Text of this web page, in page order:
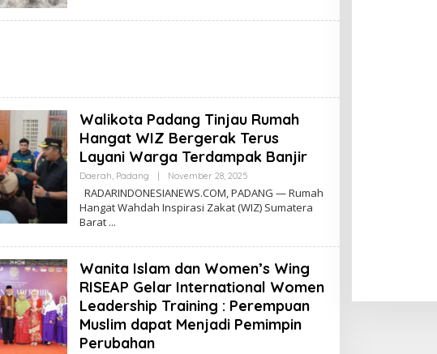
N
Walikota Padang Tinjau Rumah
Hangat WIZ Bergerak Terus
Layani Warga Terdampak Banjir
Daerah, Padang November 28, 2025
Y
R
A
R
E
S
RADARINDONESIANEWS.COM, PADANG — Rumah
Hangat Wahdah Inspirasi Zakat (WIZ) Sumatera
Barat
Wanita Islam dan Women’s Wing
RISEAP Gelar International Women
Leadership Training : Perempuan
Muslim dapat Menjadi Pemimpin
Perubahan